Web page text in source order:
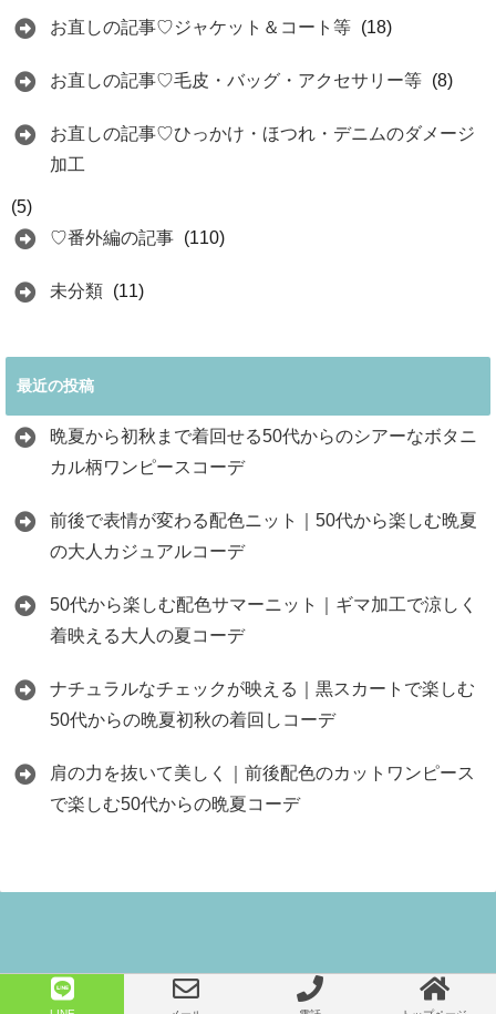
お直しの記事♡ジャケット＆コート等 (18)
お直しの記事♡毛皮・バッグ・アクセサリー等 (8)
お直しの記事♡ひっかけ・ほつれ・デニムのダメージ
加工
(5)
♡番外編の記事 (110)
未分類 (11)
最近の投稿
晩夏から初秋まで着回せる50代からのシアーなボタニ
カル柄ワンピースコーデ
前後で表情が変わる配色ニット｜50代から楽しむ晩夏
の大人カジュアルコーデ
50代から楽しむ配色サマーニット｜ギマ加工で涼しく
着映える大人の夏コーデ
ナチュラルなチェックが映える｜黒スカートで楽しむ
50代からの晩夏初秋の着回しコーデ
肩の力を抜いて美しく｜前後配色のカットワンピース
で楽しむ50代からの晩夏コーデ
Copyright© 50代からのファッション セレクトショップネオのブログ, 2026 All